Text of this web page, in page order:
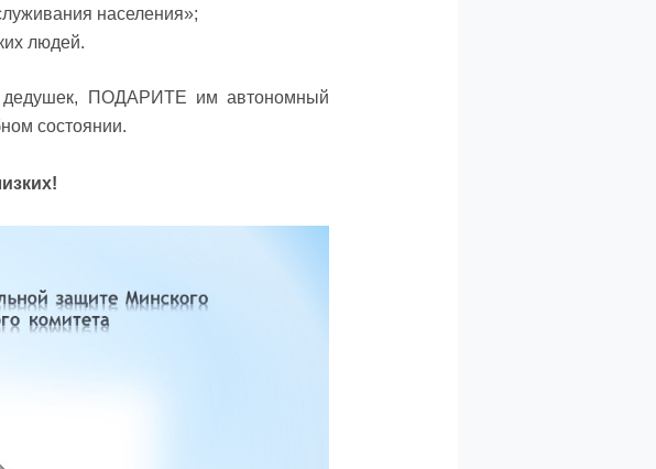
населения»;
людей.
дедушек, ПОДАРИТЕ им автономный
состоянии.